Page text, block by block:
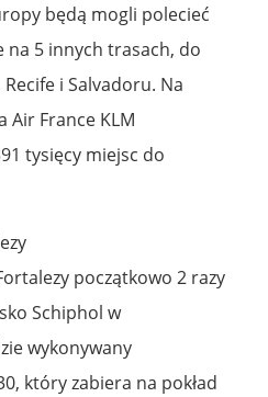
będą mogli polecieć
na 5 innych trasach, do
i Salvadoru. Na
Air France KLM
tysięcy miejsc do
początkowo 2 razy
Schiphol w
wykonywany
który zabiera na pokład